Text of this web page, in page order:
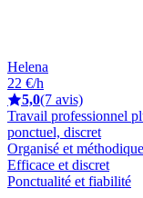
Helena
22 €/h
5,0(7 avis)
Travail professionnel
ponctuel, discret
Organisé et méthodique
Efficace et discret
Ponctualité et fiabilité